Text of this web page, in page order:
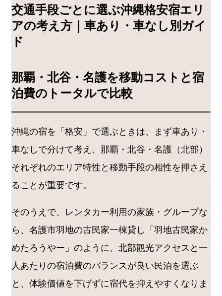
交通手段ごとに選ぶ沖縄格安宿エリ
アの考え方｜車あり・車なし別ガイ
ド
那覇・北谷・名護を移動コストと宿
泊費のトータルで比較
沖縄の宿を「格安」で選ぶときは、まず車あり・
車なしで分けて考え、那覇・北谷・名護（北部）
それぞれのエリア特性と移動手段の相性を押さえ
ることが重要です。
そのうえで、レンタカー利用の家族・グループな
ら、名護市羽地の古民家一棟貸し「羽地古民家か
めたろうやー」のように、北部観光アクセスと一
人あたりの宿泊費のバランスが良い民泊を選ぶ
と、体験価値を下げずに宿代を抑えやすくなりま